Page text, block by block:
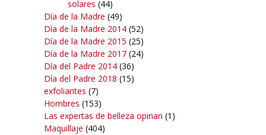
solares (44)
Día de la Madre (49)
Día de la Madre 2014 (52)
Día de la Madre 2015 (25)
Día de la Madre 2017 (24)
Día del Padre 2014 (36)
Día del Padre 2018 (15)
exfoliantes (7)
Hombres (153)
Las expertas de belleza opinan (1)
Maquillaje (404)